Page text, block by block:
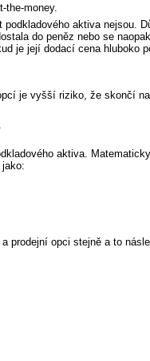
money.
aktiva nejsou.
do peněz nebo se
je její dodací cena hluboko
je vyšší riziko, že skončí
aktiva.
prodejní opci stejně a to